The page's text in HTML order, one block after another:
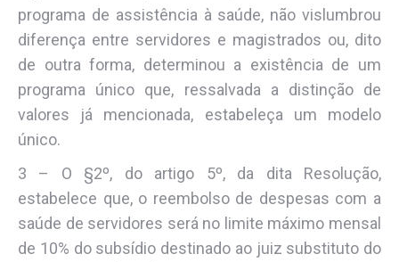
programa de assistência à saúde, não vislumbrou
diferença entre servidores e magistrados ou, dito
de outra forma, determinou a existência de um
programa único que, ressalvada a distinção de
valores já mencionada, estabeleça um modelo
único.
3 – O §2º, do artigo 5º, da dita Resolução,
estabelece que, o reembolso de despesas com a
saúde de servidores será no limite máximo mensal
de 10% do subsídio destinado ao juiz substituto do